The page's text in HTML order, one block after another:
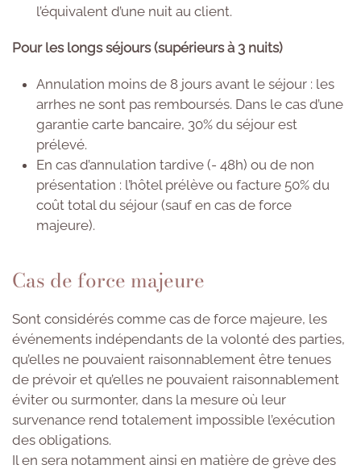
l’équivalent d’une nuit au client.
Pour les longs séjours (supérieurs à 3 nuits)
Annulation moins de 8 jours avant le séjour : les
arrhes ne sont pas remboursés. Dans le cas d’une
garantie carte bancaire, 30% du séjour est
prélevé.
En cas d’annulation tardive (- 48h) ou de non
présentation : l’hôtel prélève ou facture 50% du
coût total du séjour (sauf en cas de force
majeure).
Cas de force majeure
Sont considérés comme cas de force majeure, les
événements indépendants de la volonté des parties,
qu’elles ne pouvaient raisonnablement être tenues
de prévoir et qu’elles ne pouvaient raisonnablement
éviter ou surmonter, dans la mesure où leur
survenance rend totalement impossible l’exécution
des obligations.
Il en sera notamment ainsi en matière de grève des